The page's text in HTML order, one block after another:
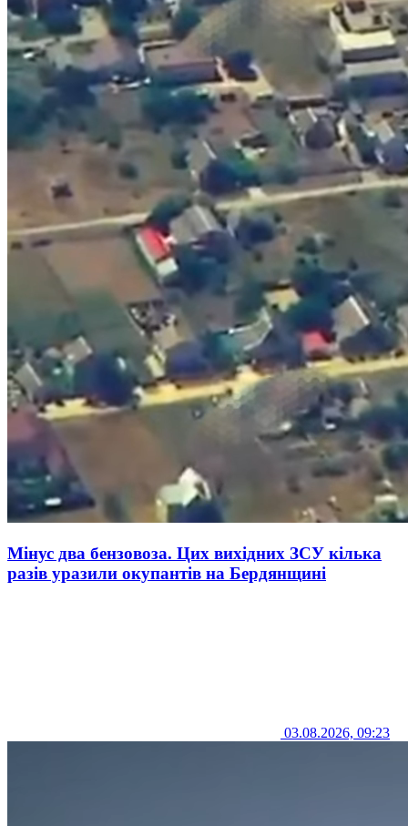
Мінус два бензовоза. Цих вихідних ЗСУ кілька
разів уразили окупантів на Бердянщині
03.08.2026, 09:23